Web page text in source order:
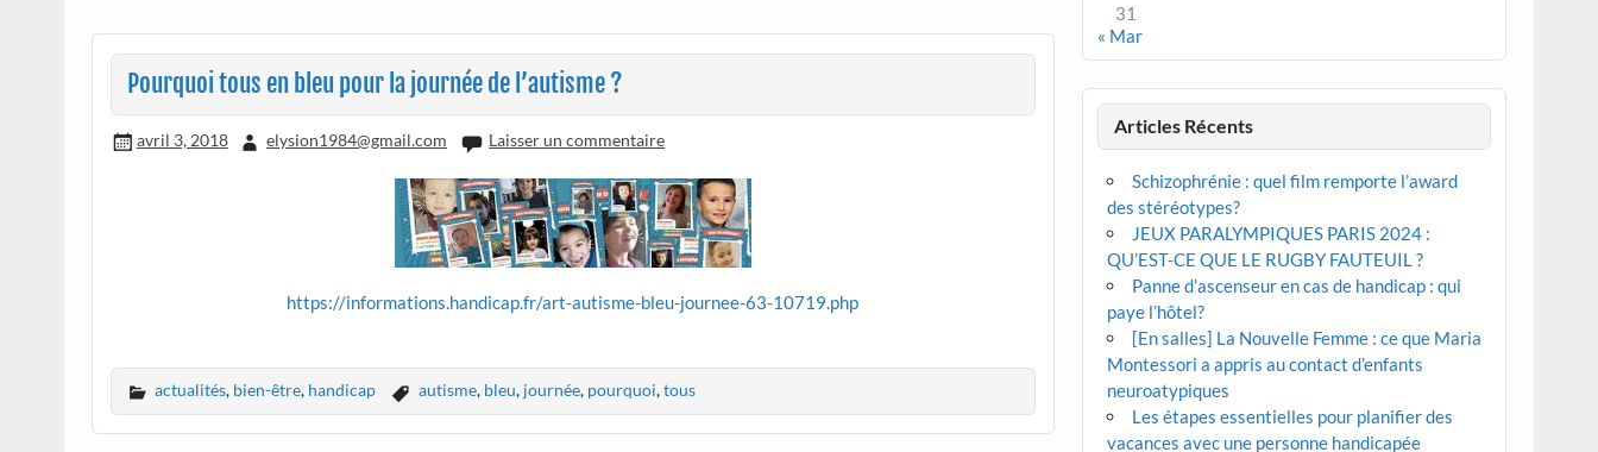
Pourquoi tous en bleu pour la journée de l’autisme ?
avril 3, 2018 elysion1984@gmail.com Laisser un commentaire
https://informations.handicap.fr/art-autisme-bleu-journee-63-10719.php
actualités, bien-être, handicap autisme, bleu, journée, pourquoi,tous
31
« Mar
Articles Récents
Schizophrénie : quel film remporte l’award
des stéréotypes?
JEUX PARALYMPIQUES PARIS 2024 :
QU’EST-CE QUE LE RUGBY FAUTEUIL ?
Panne d’ascenseur en cas de handicap : qui
paye l’hôtel?
[En salles] La Nouvelle Femme : ce que Maria
Montessori a appris au contact d’enfants
neuroatypiques
Les étapes essentielles pour planifier des
vacances avec une personne handicapée